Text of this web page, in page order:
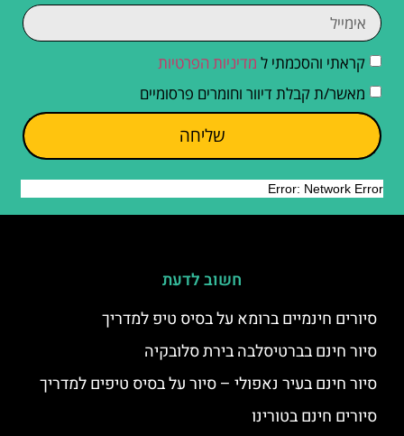
קראתי והסכמתי ל מדיניות הפרטיות
מאשר/ת קבלת דיוור וחומרים פרסומיים
שליחה
חשוב לדעת
סיורים חינמיים ברומא על בסיס טיפ למדריך
סיור חינם בברטיסלבה בירת סלובקיה
סיור חינם בעיר נאפולי – סיור על בסיס טיפים למדריך
סיורים חינם בטורינו